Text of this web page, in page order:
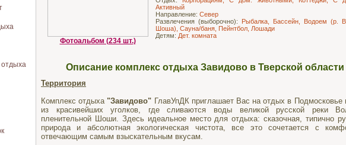
отдыха
Фотоальбом (234 шт.)
Активный
Направление: Север
Развлечения (выборочно): Рыбалка, Бассейн, Водоем (р.
Шоша), Сауна/баня, Пейнтбол, Лошади
Детям: Дет. комната
Описание комплекс отдыха Завидово в Тверской области
Территория
Комплекс отдыха "Завидово" ГлавУпДК приглашает Вас на отдых в Подмосковье
из красивейших уголков, где сливаются воды великой русской реки
пленительной Шоши. Здесь идеальное место для отдыха: сказочная, типично
природа и абсолютная экологическая чистота, все это сочетается с
отвечающим самым взыскательным вкусам.